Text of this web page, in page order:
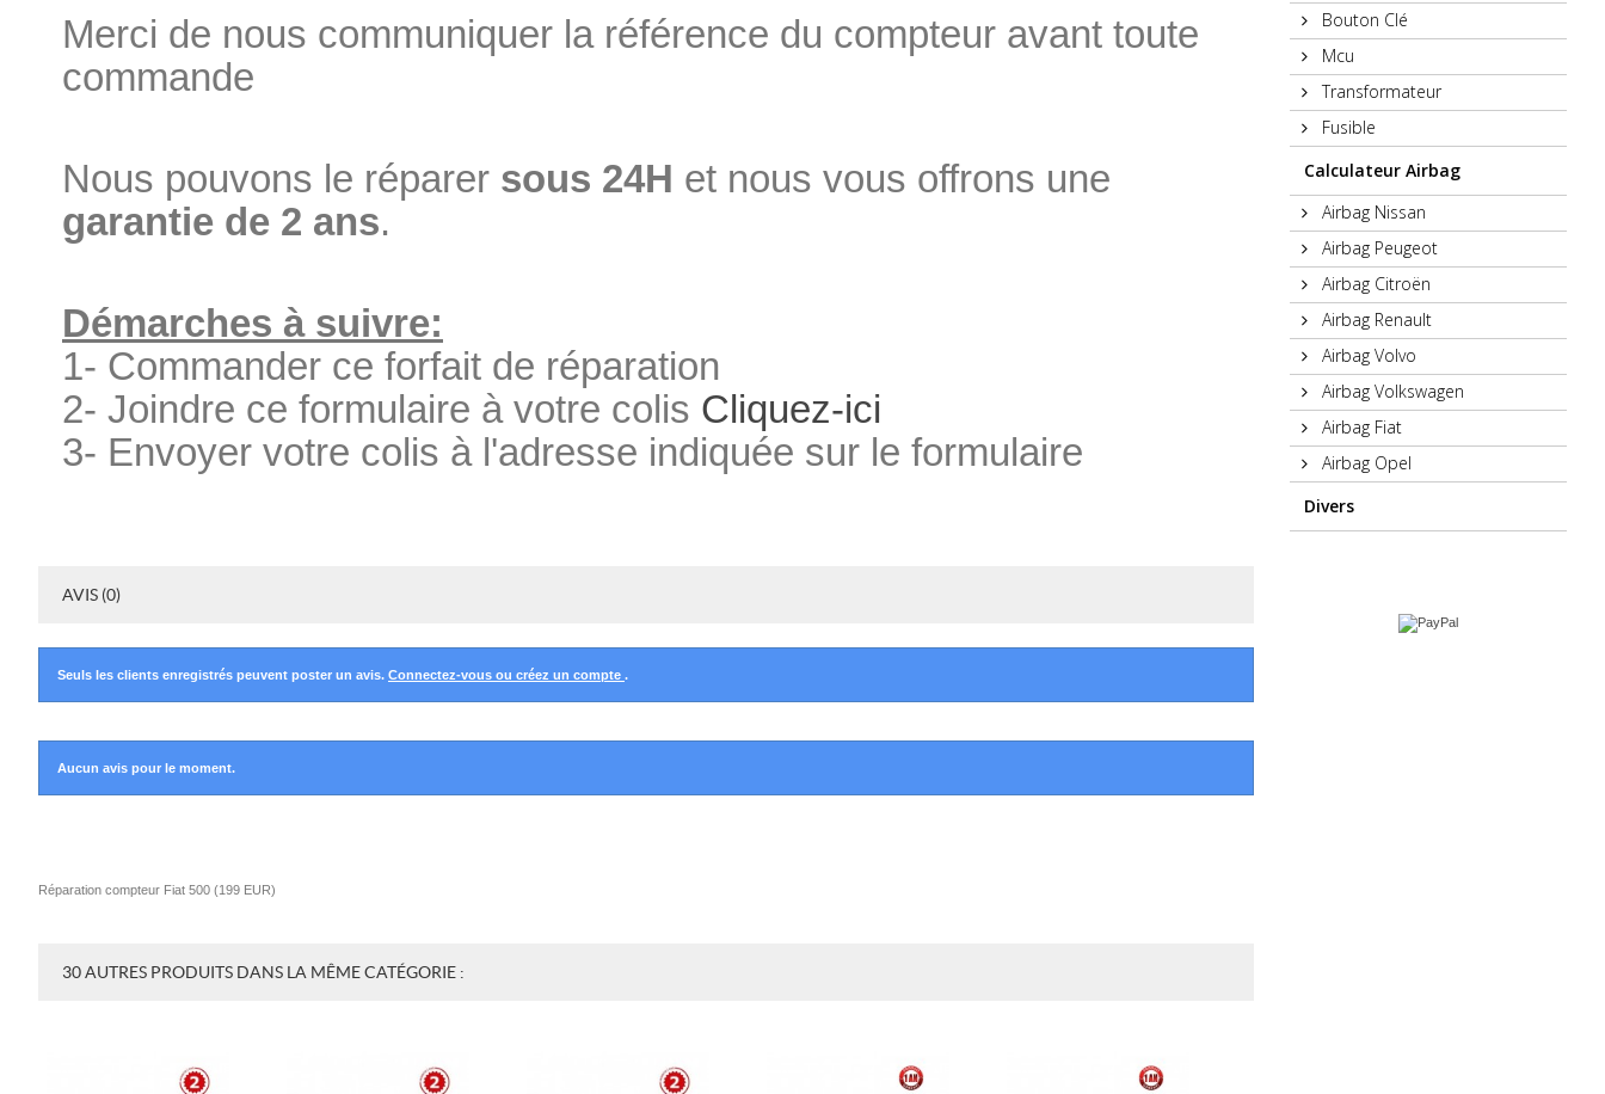
Merci de nous communiquer la référence du compteur avant toute
commande
Nous pouvons le réparer sous 24H et nous vous offrons une
garantie de 2 ans.
Démarches à suivre:
1- Commander ce forfait de réparation
2- Joindre ce formulaire à votre colis Cliquez-ici
3- Envoyer votre colis à l'adresse indiquée sur le formulaire
AVIS (0)
Seuls les clients enregistrés peuvent poster un avis. Connectez-vous ou créez un compte .
Aucun avis pour le moment.
Réparation compteur Fiat 500 (199 EUR)
30 AUTRES PRODUITS DANS LA MÊME CATÉGORIE :
Bouton Clé
Mcu
Transformateur
Fusible
Calculateur Airbag
Airbag Nissan
Airbag Peugeot
Airbag Citroën
Airbag Renault
Airbag Volvo
Airbag Volkswagen
Airbag Fiat
Airbag Opel
Divers